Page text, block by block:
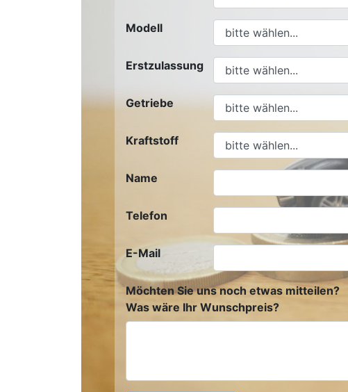
Modell
Erstzulassung
Getriebe
Kraftstoff
Name
Telefon
E-Mail
Möchten Sie uns noch etwas mitteilen?
Was wäre Ihr Wunschpreis?